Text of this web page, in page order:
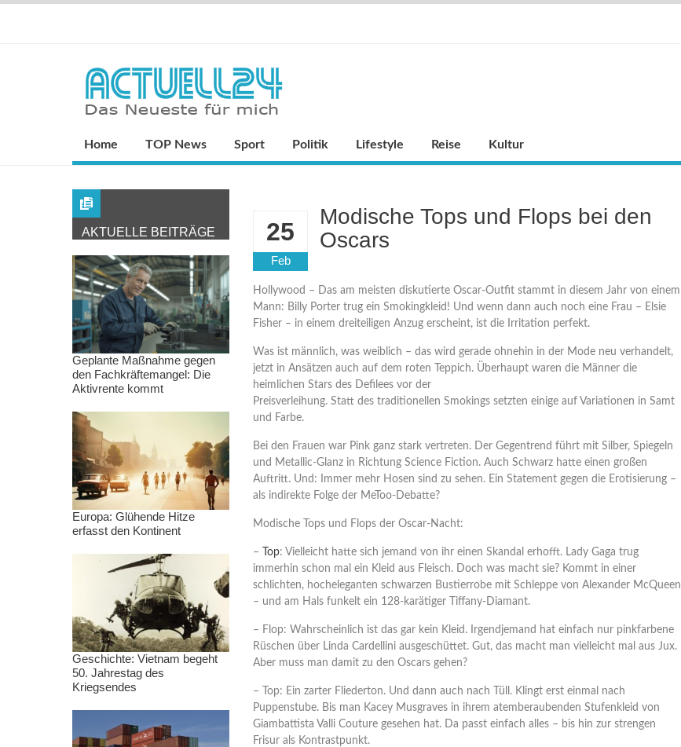
Home TOP News Sport Politik Lifestyle Reise Kultur
25
Feb
Modische Tops und Flops bei den
Oscars
Hollywood – Das am meisten diskutierte Oscar-Outfit stammt in diesem Jahr von einem
Mann: Billy Porter trug ein Smokingkleid! Und wenn dann auch noch eine Frau – Elsie
Fisher – in einem dreiteiligen Anzug erscheint, ist die Irritation perfekt.
Was ist männlich, was weiblich – das wird gerade ohnehin in der Mode neu verhandelt,
jetzt in Ansätzen auch auf dem roten Teppich. Überhaupt waren die Männer die
heimlichen Stars des Defilees vor der
Preisverleihung. Statt des traditionellen Smokings setzten einige auf Variationen in Samt
und Farbe.
Bei den Frauen war Pink ganz stark vertreten. Der Gegentrend führt mit Silber, Spiegeln
und Metallic-Glanz in Richtung Science Fiction. Auch Schwarz hatte einen großen
Auftritt. Und: Immer mehr Hosen sind zu sehen. Ein Statement gegen die Erotisierung –
als indirekte Folge der MeToo-Debatte?
Modische Tops und Flops der Oscar-Nacht:
– Top: Vielleicht hatte sich jemand von ihr einen Skandal erhofft. Lady Gaga trug
immerhin schon mal ein Kleid aus Fleisch. Doch was macht sie? Kommt in einer
schlichten, hocheleganten schwarzen Bustierrobe mit Schleppe von Alexander McQueen
– und am Hals funkelt ein 128-karätiger Tiffany-Diamant.
– Flop: Wahrscheinlich ist das gar kein Kleid. Irgendjemand hat einfach nur pinkfarbene
Rüschen über Linda Cardellini ausgeschüttet. Gut, das macht man vielleicht mal aus Jux.
Aber muss man damit zu den Oscars gehen?
– Top: Ein zarter Fliederton. Und dann auch nach Tüll. Klingt erst einmal nach
Puppenstube. Bis man Kacey Musgraves in ihrem atemberaubenden Stufenkleid von
Giambattista Valli Couture gesehen hat. Da passt einfach alles – bis hin zur strengen
Frisur als Kontrastpunkt.
AKTUELLE BEITRÄGE
Geplante Maßnahme gegen
den Fachkräftemangel: Die
Aktivrente kommt
Europa: Glühende Hitze
erfasst den Kontinent
Geschichte: Vietnam begeht
50. Jahrestag des
Kriegsendes